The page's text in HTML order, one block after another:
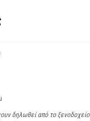
δηλωθεί από το ξενοδοχείο